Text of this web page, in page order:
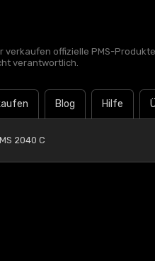
verkaufen offizielle PMS-
verantwortlich.
Blog Hilfe
2040 C